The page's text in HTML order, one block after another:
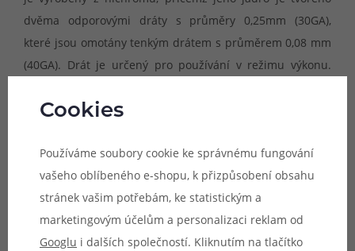
dvěma odporovými dráty s průměry 0,25mm (30GA),
které jsou omotány tenkým drátem s průměrem 0,08 mm
(40GA). Drát je určený pro používání v režimu výkonu.
použitím může dojít k nevratnému poškození zařízení.
Materiál:Nichrom (Ni80)
Provedení:Fused Clapton
Vhodné pro:MTL vaping
Cookies
Používáme soubory cookie ke správnému fungování
vašeho oblíbeného e-shopu, k přizpůsobení obsahu
stránek vašim potřebám, ke statistickým a
marketingovým účelům a personalizaci reklam od
Googlu i dalších společností. Kliknutím na tlačítko